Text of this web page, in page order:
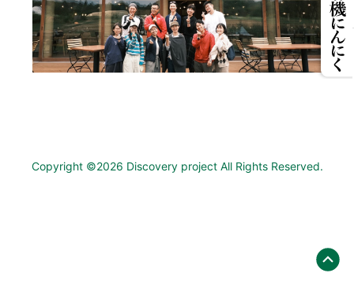
Copyright ©2026 Discovery project All Rights Reserved.